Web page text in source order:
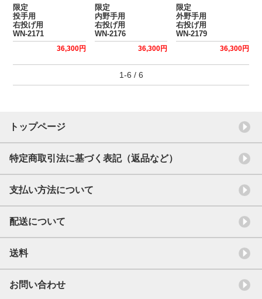
限定
投手用
右投げ用
WN-2171
36,300円
限定
内野手用
右投げ用
WN-2176
36,300円
限定
外野手用
右投げ用
WN-2179
36,300円
1-6 / 6
トップページ
特定商取引法に基づく表記（返品など）
支払い方法について
配送について
送料
お問い合わせ